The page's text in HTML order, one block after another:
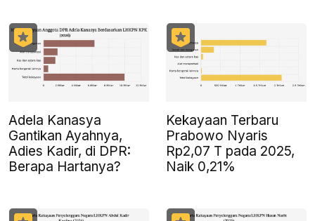
Adela Kanasya
Gantikan Ayahnya,
Adies Kadir, di DPR:
Berapa Hartanya?
Kekayaan Terbaru
Prabowo Nyaris
Rp2,07 T pada 2025,
Naik 0,21%